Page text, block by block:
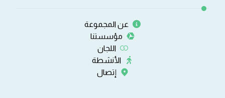
عن المجموعة
مؤسستنا
اللجان
الأنشطة
إتصال